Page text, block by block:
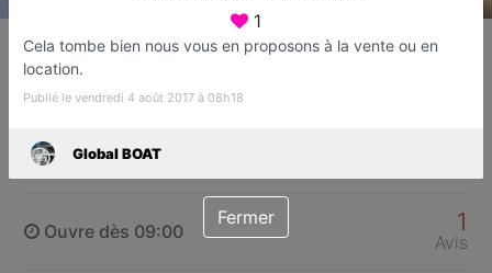
Global BOAT
Fréjus
Favori
Ouvre dès 09:00 1
Avis
1
Cela tombe bien nous vous en proposons à la vente ou en
location.
Publié le vendredi 4 août 2017 à 08h18
Global BOAT
Fermer